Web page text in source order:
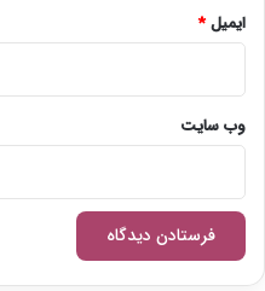
ایمیل*
وب‌ سایت